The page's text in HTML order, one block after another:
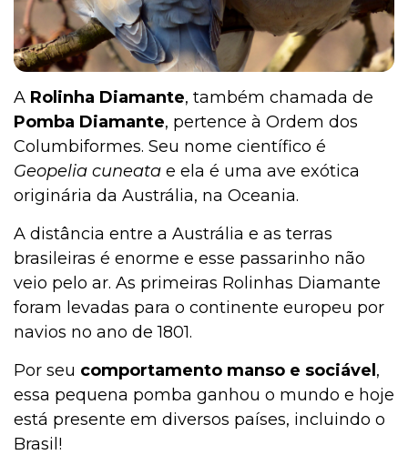
Piscina
Pesquisas e Curiosidades Cobasi
Peixes
Outros Pets
Notícias
Mamíferos
A Rolinha Diamante, também chamada de
Pomba Diamante, pertence à Ordem dos
Columbiformes. Seu nome científico é
Geopelia cuneata e ela é uma ave exótica
originária da Austrália, na Oceania.
A distância entre a Austrália e as terras
brasileiras é enorme e esse passarinho não
veio pelo ar. As primeiras Rolinhas Diamante
foram levadas para o continente europeu por
navios no ano de 1801.
Por seu comportamento manso e sociável ,
essa pequena pomba ganhou o mundo e hoje
está presente em diversos países, incluindo o
Brasil!